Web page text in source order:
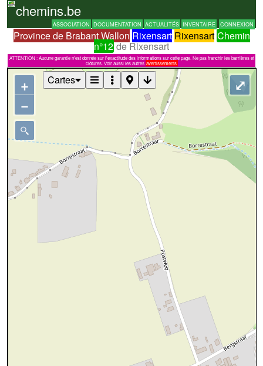
chemins.be
ASSOCIATION DOCUMENTATION ACTUALITÉS INVENTAIRE CONNEXION
Province de Brabant Wallon Rixensart Rixensart Chemin
n°12de Rixensart
ATTENTION : Aucune garantie n'est donnée sur l'exactitude des informations sur cette page. Ne pas franchir les barrières et
clôtures. Voir aussi les autres avertissements
+
−
⤢
Cartes